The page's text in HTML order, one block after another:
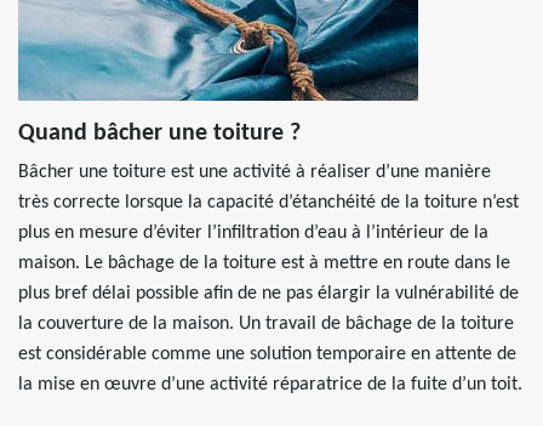
Quand bâcher une toiture ?
Bâcher une toiture est une activité à réaliser d’une manière
très correcte lorsque la capacité d’étanchéité de la toiture n’est
plus en mesure d’éviter l’infiltration d’eau à l’intérieur de la
maison. Le bâchage de la toiture est à mettre en route dans le
plus bref délai possible afin de ne pas élargir la vulnérabilité de
la couverture de la maison. Un travail de bâchage de la toiture
est considérable comme une solution temporaire en attente de
la mise en œuvre d’une activité réparatrice de la fuite d’un toit.